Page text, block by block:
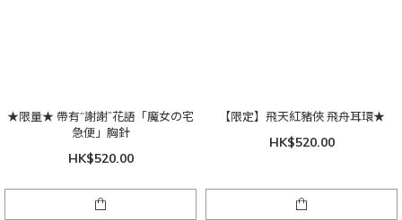
★限量★ 帶有“謝謝”花語「魔女の宅
急便」胸針
HK$520.00
【限定】飛天紅豬俠 飛舟耳環★
HK$520.00